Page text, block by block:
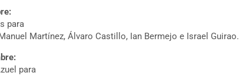
para
Martínez, Álvaro Castillo, Ian Bermejo e Israel Guirao.
para